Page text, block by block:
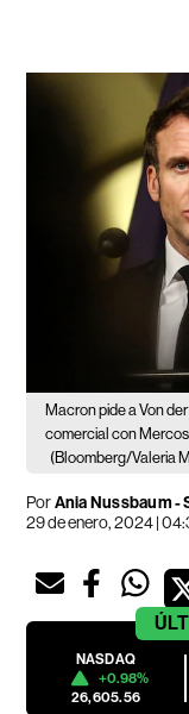
Macron pide a Von
comercial con
(Bloomberg/Valeria
PorAnia Nussbaum -
29 de enero, 2024 |
NASDAQ
+0.98%
26,605.56